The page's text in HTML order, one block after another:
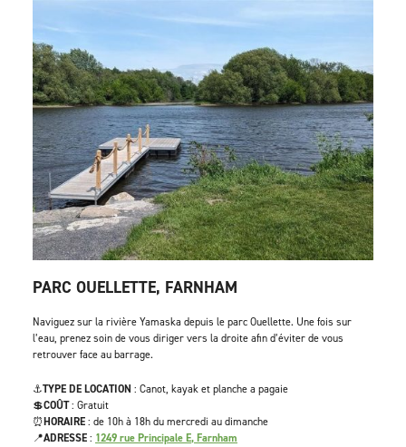
PARC OUELLETTE, FARNHAM
Naviguez sur la rivière Yamaska depuis le parc Ouellette. Une fois sur
l’eau, prenez soin de vous diriger vers la droite afin d’éviter de vous
retrouver face au barrage.
⚓TYPE DE LOCATION : Canot, kayak et planche a pagaie
💲COÛT: Gratuit
⏰HORAIRE: de 10h à 18h du mercredi au dimanche
📍ADRESSE: 1249 rue Principale E, Farnham